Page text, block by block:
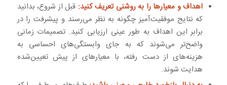
اهداف و معیارها را به روشنی تعریف کنید: قبل از شروع، بدانید
که نتایج موفقیت‌آمیز چگونه به نظر می‌رسند و پیشرفت را در
برابر این اهداف به طور عینی ارزیابی کنید. تصمیمات زمانی
واضح‌تر می‌شوند که به جای وابستگی‌های احساسی به
هزینه‌های از دست رفته، با معیارهای از پیش تعیین‌شده
هدایت شوند.